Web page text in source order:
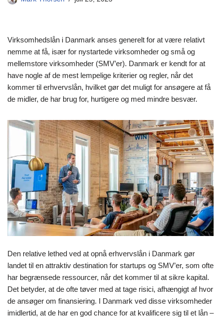
Virksomhedslån i Danmark anses generelt for at være relativt
nemme at få, især for nystartede virksomheder og små og
mellemstore virksomheder (SMV’er). Danmark er kendt for at
have nogle af de mest lempelige kriterier og regler, når det
kommer til erhvervslån, hvilket gør det muligt for ansøgere at få
de midler, de har brug for, hurtigere og med mindre besvær.
Den relative lethed ved at opnå erhvervslån i Danmark gør
landet til en attraktiv destination for startups og SMV’er, som ofte
har begrænsede ressourcer, når det kommer til at sikre kapital.
Det betyder, at de ofte tøver med at tage risici, afhængigt af hvor
de ansøger om finansiering. I Danmark ved disse virksomheder
imidlertid, at de har en god chance for at kvalificere sig til et lån –